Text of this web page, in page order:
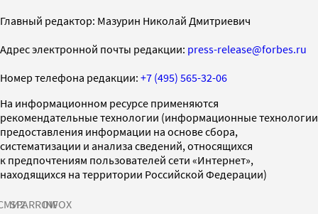
Главный редактор: Мазурин Николай Дмитриевич
Адрес электронной почты редакции: press-release@forbes.ru
Номер телефона редакции: +7 (495) 565-32-06
На информационном ресурсе применяются
рекомендательные технологии (информационные технологии
предоставления информации на основе сбора,
систематизации и анализа сведений, относящихся
к предпочтениям пользователей сети «Интернет»,
находящихся на территории Российской Федерации)
SPARROWINFOX